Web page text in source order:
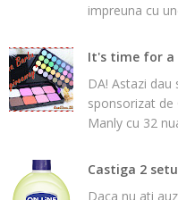
impreuna cu
It's time for a
DA! Astazi
sponsorizat de
Manly cu 32
Castiga 2
Daca nu ati